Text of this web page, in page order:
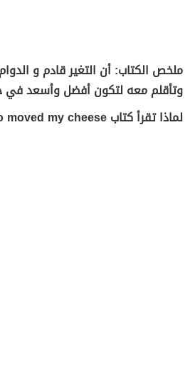
ملخص الكتاب: أن التغير قادم و
وتأقلم معه لتكون أفضل وأسعد في
لماذا تقرأ كتابmoved my cheese